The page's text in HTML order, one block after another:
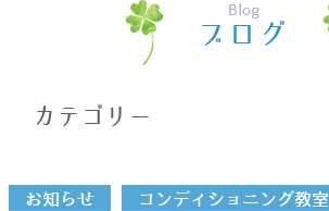
Blog
ブログ
カテゴリー
お知らせ コンディショニング教室